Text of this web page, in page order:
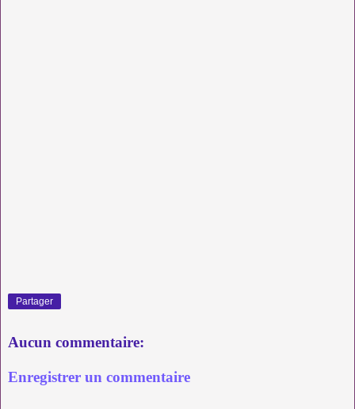
Partager
Aucun commentaire:
Enregistrer un commentaire